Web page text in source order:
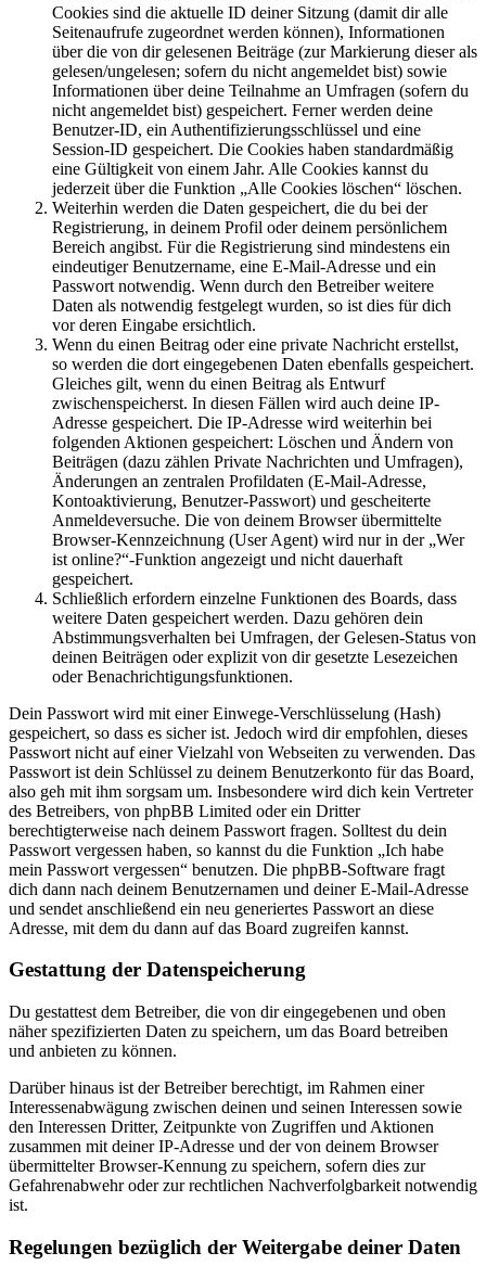
Cookies sind die aktuelle ID deiner Sitzung (damit dir alle
Seitenaufrufe zugeordnet werden können), Informationen
über die von dir gelesenen Beiträge (zur Markierung dieser als
gelesen/ungelesen; sofern du nicht angemeldet bist) sowie
Informationen über deine Teilnahme an Umfragen (sofern du
nicht angemeldet bist) gespeichert. Ferner werden deine
Benutzer-ID, ein Authentifizierungsschlüssel und eine
Session-ID gespeichert. Die Cookies haben standardmäßig
eine Gültigkeit von einem Jahr. Alle Cookies kannst du
jederzeit über die Funktion „Alle Cookies löschen“ löschen.
Weiterhin werden die Daten gespeichert, die du bei der
Registrierung, in deinem Profil oder deinem persönlichem
Bereich angibst. Für die Registrierung sind mindestens ein
eindeutiger Benutzername, eine E-Mail-Adresse und ein
Passwort notwendig. Wenn durch den Betreiber weitere
Daten als notwendig festgelegt wurden, so ist dies für dich
vor deren Eingabe ersichtlich.
Wenn du einen Beitrag oder eine private Nachricht erstellst,
so werden die dort eingegebenen Daten ebenfalls gespeichert.
Gleiches gilt, wenn du einen Beitrag als Entwurf
zwischenspeicherst. In diesen Fällen wird auch deine IP-
Adresse gespeichert. Die IP-Adresse wird weiterhin bei
folgenden Aktionen gespeichert: Löschen und Ändern von
Beiträgen (dazu zählen Private Nachrichten und Umfragen),
Änderungen an zentralen Profildaten (E-Mail-Adresse,
Kontoaktivierung, Benutzer-Passwort) und gescheiterte
Anmeldeversuche. Die von deinem Browser übermittelte
Browser-Kennzeichnung (User Agent) wird nur in der „Wer
ist online?“-Funktion angezeigt und nicht dauerhaft
gespeichert.
Schließlich erfordern einzelne Funktionen des Boards, dass
weitere Daten gespeichert werden. Dazu gehören dein
Abstimmungsverhalten bei Umfragen, der Gelesen-Status von
deinen Beiträgen oder explizit von dir gesetzte Lesezeichen
oder Benachrichtigungsfunktionen.
Dein Passwort wird mit einer Einwege-Verschlüsselung (Hash)
gespeichert, so dass es sicher ist. Jedoch wird dir empfohlen, dieses
Passwort nicht auf einer Vielzahl von Webseiten zu verwenden. Das
Passwort ist dein Schlüssel zu deinem Benutzerkonto für das Board,
also geh mit ihm sorgsam um. Insbesondere wird dich kein Vertreter
des Betreibers, von phpBB Limited oder ein Dritter
berechtigterweise nach deinem Passwort fragen. Solltest du dein
Passwort vergessen haben, so kannst du die Funktion „Ich habe
mein Passwort vergessen“ benutzen. Die phpBB-Software fragt
dich dann nach deinem Benutzernamen und deiner E-Mail-Adresse
und sendet anschließend ein neu generiertes Passwort an diese
Adresse, mit dem du dann auf das Board zugreifen kannst.
Gestattung der Datenspeicherung
Du gestattest dem Betreiber, die von dir eingegebenen und oben
näher spezifizierten Daten zu speichern, um das Board betreiben
und anbieten zu können.
Darüber hinaus ist der Betreiber berechtigt, im Rahmen einer
Interessenabwägung zwischen deinen und seinen Interessen sowie
den Interessen Dritter, Zeitpunkte von Zugriffen und Aktionen
zusammen mit deiner IP-Adresse und der von deinem Browser
übermittelter Browser-Kennung zu speichern, sofern dies zur
Gefahrenabwehr oder zur rechtlichen Nachverfolgbarkeit notwendig
ist.
Regelungen bezüglich der Weitergabe deiner Daten